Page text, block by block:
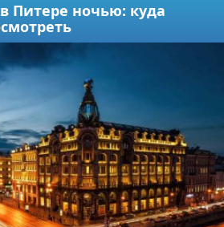
Питере ночью: куда